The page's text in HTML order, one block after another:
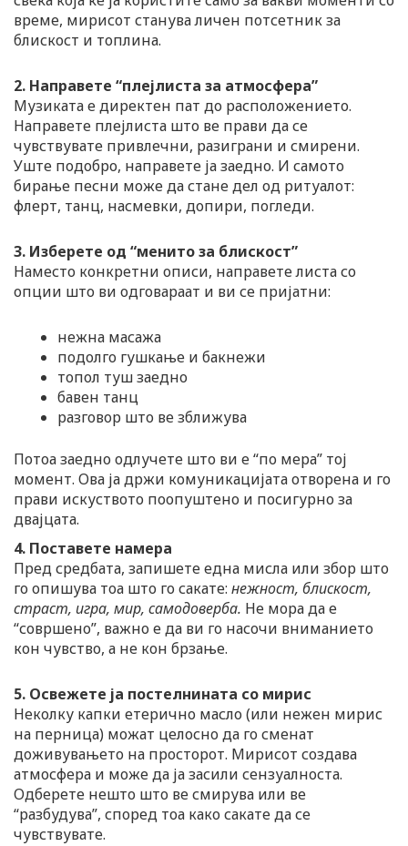
време, мирисот станува личен потсетник за
блискост и топлина.
2. Направете “плејлиста за атмосфера”
Музиката е директен пат до расположението.
Направете плејлиста што ве прави да се
чувствувате привлечни, разиграни и смирени.
Уште подобро, направете ја заедно. И самото
бирање песни може да стане дел од ритуалот:
флерт, танц, насмевки, допири, погледи.
3. Изберете од “менито за блискост”
Наместо конкретни описи, направете листа со
опции што ви одговараат и ви се пријатни:
нежна масажа
подолго гушкање и бакнежи
топол туш заедно
бавен танц
разговор што ве зближува
Потоа заедно одлучете што ви е “по мера” тој
момент. Ова ја држи комуникацијата отворена и го
прави искуството поопуштено и посигурно за
двајцата.
4. Поставете намера
Пред средбата, запишете една мисла или збор што
го опишува тоа што го сакате: нежност, блискост,
страст, игра, мир, самодоверба. Не мора да е
“совршено”, важно е да ви го насочи вниманието
кон чувство, а не кон брзање.
5. Освежете ја постелнината со мирис
Неколку капки етерично масло (или нежен мирис
на перница) можат целосно да го сменат
доживувањето на просторот. Мирисот создава
атмосфера и може да ја засили сензуалноста.
Одберете нешто што ве смирува или ве
“разбудува”, според тоа како сакате да се
чувствувате.